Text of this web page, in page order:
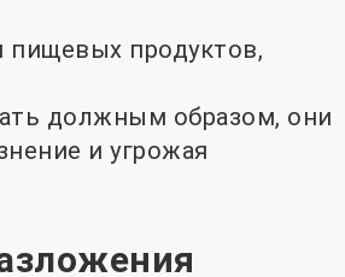
пищевых продуктов,
должным образом, они
и угрожая